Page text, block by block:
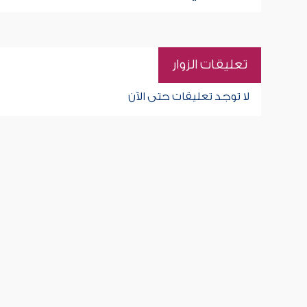
تعليقات الزوار
لا توجد تعليقات حتى الآن